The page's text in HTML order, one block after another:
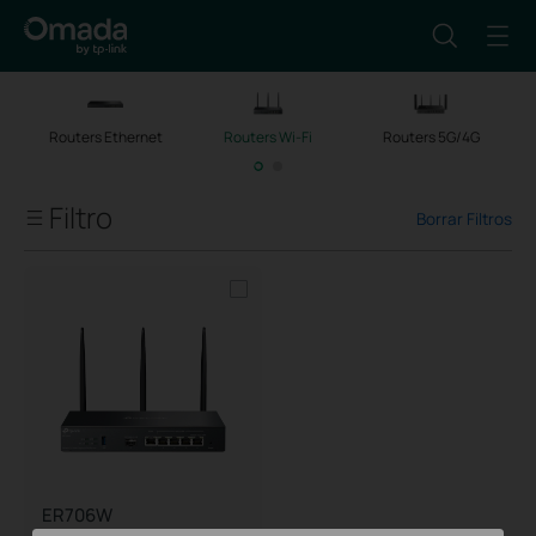
Routers Ethernet Routers Wi-Fi Routers 5G/4G
Borrar Filtros
Filtro
Tipo de VPN
ER706W